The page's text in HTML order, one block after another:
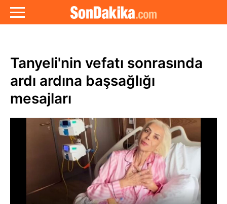
Tanyeli'nin vefatı sonrasında
ardı ardına başsağlığı
mesajları